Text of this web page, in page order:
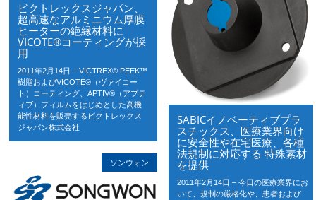
ビクトレックスジャパン、
超高速なアルミニウム厚膜
ヒーターの絶縁材料に
VICOTE®コーティングが採
用
2011年2月14日 – VICTREX® PEEK™
樹脂およびVICOTE®（ヴァイコー
ト）コーティング、APTIV®（アプテ
ィブ）フィルムをはじめとした高機
能性材料を販売するビクトレックス
ジャパン株式会社
SABICイノベーティブプラ
スチックス、医療業界向け
に安全性や在宅医療、各種
法規制に対応する 特殊素材
を提供
2011年2月14日 – 今日の医療業界にお
いて、規制の厳格化や、患者および
ソンウォン